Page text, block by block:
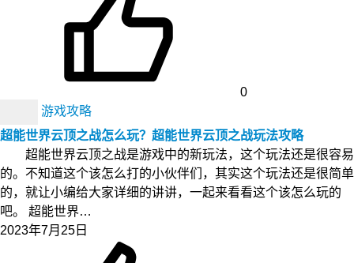
0
游戏攻略
超能世界云顶之战怎么玩？超能世界云顶之战玩法攻略
超能世界云顶之战是游戏中的新玩法，这个玩法还是很容易
的。不知道这个该怎么打的小伙伴们，其实这个玩法还是很简单
的，就让小编给大家详细的讲讲，一起来看看这个该怎么玩的
吧。 超能世界…
2023年7月25日